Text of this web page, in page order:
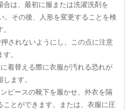
合は、最初に服または洗濯洗剤を
。その後、人形を変更することを検
されないようにし、この点に注意
。
着替える際に衣服が汚れる恐れが
ます。
ピースの靴下を履かせ、外衣を隔
ことができます。または、衣服に圧